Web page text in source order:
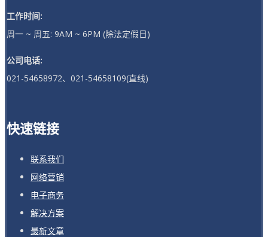
工作时间:
周一 ~ 周五: 9AM ~ 6PM (除法定假日)
公司电话:
021-54658972、021-54658109(直线)
快速链接
联系我们
网络营销
电子商务
解决方案
最新文章